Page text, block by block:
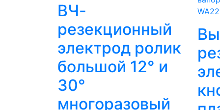
ВЧ-
резекционный
электрод ролик
большой 12° и
30°
многоразовый